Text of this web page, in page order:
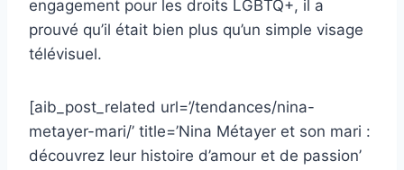
engagement pour les droits LGBTQ+, il a
prouvé qu’il était bien plus qu’un simple visage
télévisuel.
[aib_post_related url=’/tendances/nina-
metayer-mari/’ title=’Nina Métayer et son mari :
découvrez leur histoire d’amour et de passion’